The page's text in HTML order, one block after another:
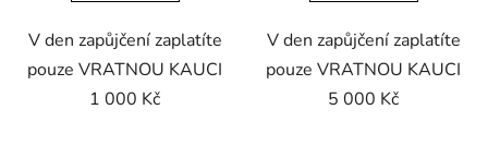
V den zapůjčení zaplatíte
pouze VRATNOU KAUCI
1 000 Kč
V den zapůjčení zaplatíte
pouze VRATNOU KAUCI
5 000 Kč